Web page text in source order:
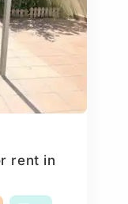
rent in